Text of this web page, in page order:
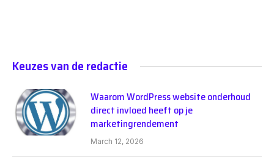
Keuzes van de redactie
Waarom WordPress website onderhoud
direct invloed heeft op je
marketingrendement
March 12, 2026